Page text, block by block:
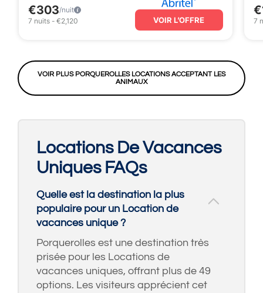
€303/nuit
7 nuits - €2,120 VOIR L’OFFRE 7
VOIR PLUS PORQUEROLLES LOCATIONS ACCEPTANT LES
ANIMAUX
Locations De Vacances
Uniques FAQs
Quelle est la destination la plus
populaire pour un Location de
vacances unique ?
Porquerolles est une destination très
prisée pour les Locations de
vacances uniques, offrant plus de 49
options. Les visiteurs apprécient cet